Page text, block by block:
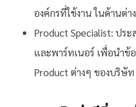
องค์กรที่ใช้งาน ในด้านต่
Product Specialist: ปร
และพาร์ทเนอร์ เพื่อนำ
Product ต่างๆ ของบริษัท